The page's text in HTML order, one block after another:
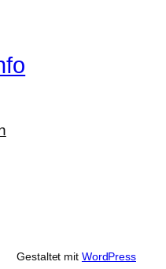
Gestaltet mit WordPress